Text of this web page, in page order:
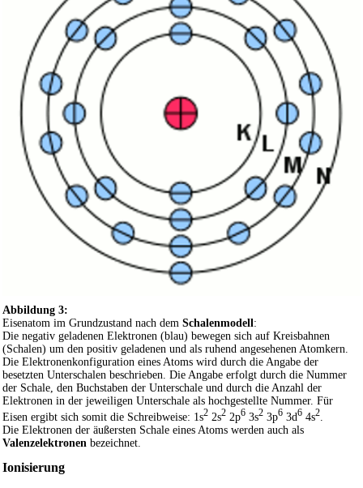
Abbildung 3:
Eisenatom im Grundzustand nach dem Schalenmodell :
Die negativ geladenen Elektronen (blau) bewegen sich auf Kreisbahnen
(Schalen) um den positiv geladenen und als ruhend angesehenen Atomkern.
Die Elektronenkonfiguration eines Atoms wird durch die Angabe der
besetzten Unterschalen beschrieben. Die Angabe erfolgt durch die Nummer
der Schale, den Buchstaben der Unterschale und durch die Anzahl der
Elektronen in der jeweiligen Unterschale als hochgestellte Nummer. Für
Eisen ergibt sich somit die Schreibweise: 1s2 2s2 2p6 3s2 3p6 3d6 4s2
Die Elektronen der äußersten Schale eines Atoms werden auch als
Valenzelektronen bezeichnet.
Ionisierung